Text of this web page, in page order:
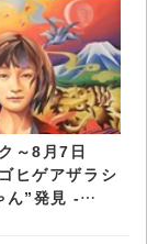
～8月7日
ヒゲアザラシ
ん”発見 -
サーチ